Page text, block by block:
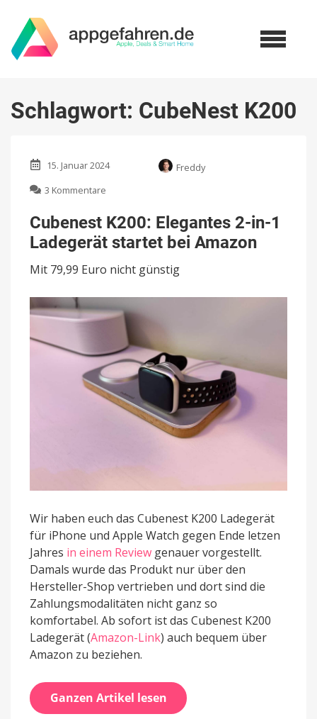
Schlagwort: CubeNest K200
15. Januar 2024
Freddy
3 Kommentare
K200:
Elegantes
2-
1
startet
bei
Amazon
Cubenest K200: Elegantes 2-in-1
Ladegerät startet bei Amazon
Mit 79,99 Euro nicht günstig
Wir haben euch das Cubenest K200 Ladegerät
für iPhone und Apple Watch gegen Ende letzen
Jahres in einem Review genauer vorgestellt.
Damals wurde das Produkt nur über den
Hersteller-Shop vertrieben und dort sind die
Zahlungsmodalitäten nicht ganz so
komfortabel. Ab sofort ist das Cubenest K200
Ladegerät (Amazon-Link) auch bequem über
Amazon zu beziehen.
Ganzen Artikel lesen